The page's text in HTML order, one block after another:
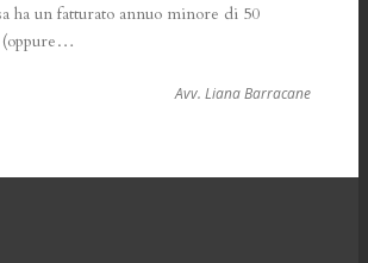
ha un fatturato annuo minore di 50
Avv. Liana Barracane